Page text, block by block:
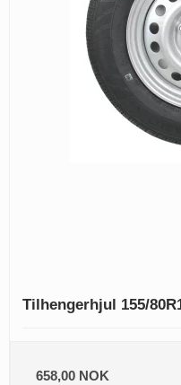
Tilhengerhjul 155/
658,00 NOK